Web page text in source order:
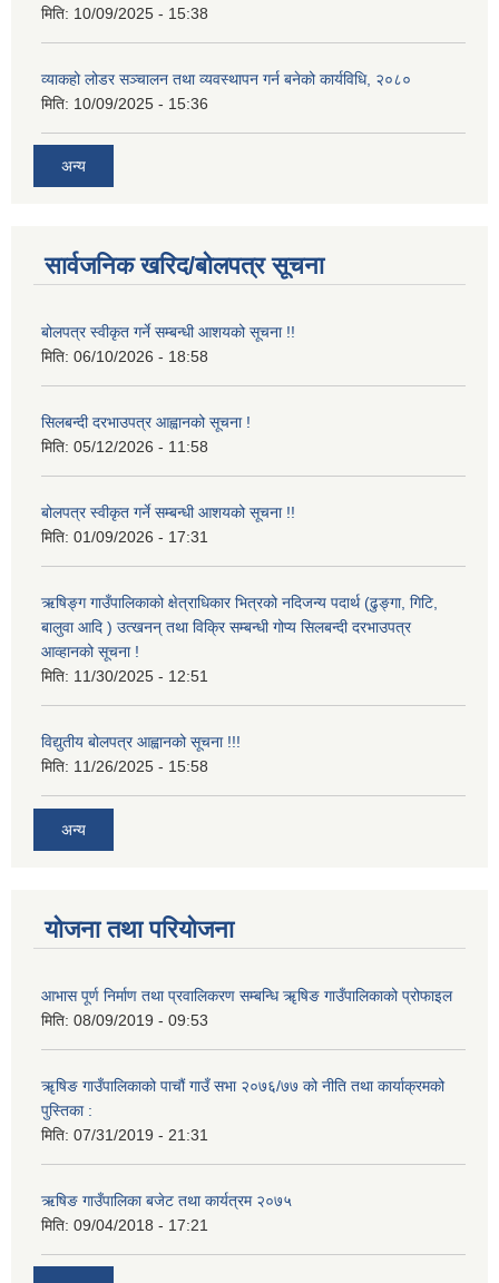
मिति: 10/09/2025 - 15:38
व्याकहो लोडर सञ्चालन तथा व्यवस्थापन गर्न बनेको कार्यविधि, २०८०
मिति: 10/09/2025 - 15:36
अन्य
सार्वजनिक खरिद/बोलपत्र सूचना
बोलपत्र स्वीकृत गर्ने सम्बन्धी आशयको सूचना !!
मिति: 06/10/2026 - 18:58
सिलबन्दी दरभाउपत्र आह्वानको सूचना !
मिति: 05/12/2026 - 11:58
बोलपत्र स्वीकृत गर्ने सम्बन्धी आशयको सूचना !!
मिति: 01/09/2026 - 17:31
ऋषिङ्ग गाउँपालिकाको क्षेत्राधिकार भित्रको नदिजन्य पदार्थ (ढुङ्गा, गिटि,
बालुवा आदि ) उत्खनन् तथा विक्रि सम्बन्धी गोप्य सिलबन्दी दरभाउपत्र
आव्हानको सूचना !
मिति: 11/30/2025 - 12:51
विद्युतीय बोलपत्र आह्वानको सूचना !!!
मिति: 11/26/2025 - 15:58
अन्य
योजना तथा परियोजना
आभास पूर्ण निर्माण तथा प्रवालिकरण सम्बन्धि ॠषिङ गाउँपालिकाको प्रोफाइल
मिति: 08/09/2019 - 09:53
ॠषिङ गाउँपालिकाको पाचौं गाउँ सभा २०७६/७७ को नीति तथा कार्याक्रमको
पुस्तिका :
मिति: 07/31/2019 - 21:31
ऋषिङ गाउँपालिका बजेट तथा कार्यत्रम २०७५
मिति: 09/04/2018 - 17:21